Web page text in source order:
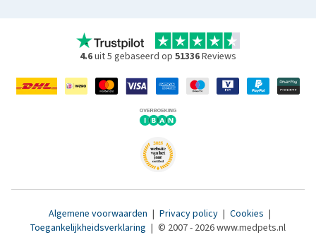
4.6uit 5 gebaseerd op 51336Reviews
Algemene voorwaarden | Privacy policy | Cookies |
Toegankelijkheidsverklaring | © 2007 - 2026 www.medpets.nl